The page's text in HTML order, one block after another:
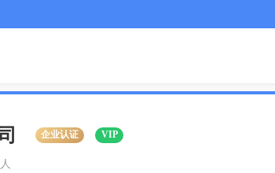
企业认证 VIP